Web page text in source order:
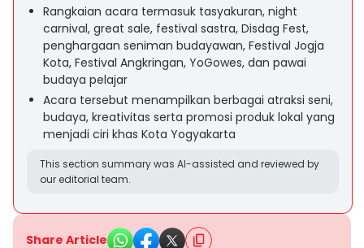
Rangkaian acara termasuk tasyakuran, night
carnival, great sale, festival sastra, Disdag Fest,
penghargaan seniman budayawan, Festival Jogja
Kota, Festival Angkringan, YoGowes, dan pawai
budaya pelajar
Acara tersebut menampilkan berbagai atraksi seni,
budaya, kreativitas serta promosi produk lokal yang
menjadi ciri khas Kota Yogyakarta
This section summary was AI-assisted and reviewed by
our editorial team.
Share Article